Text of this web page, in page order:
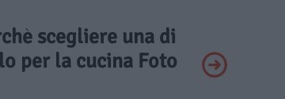
scegliere una di
per la cucina Foto